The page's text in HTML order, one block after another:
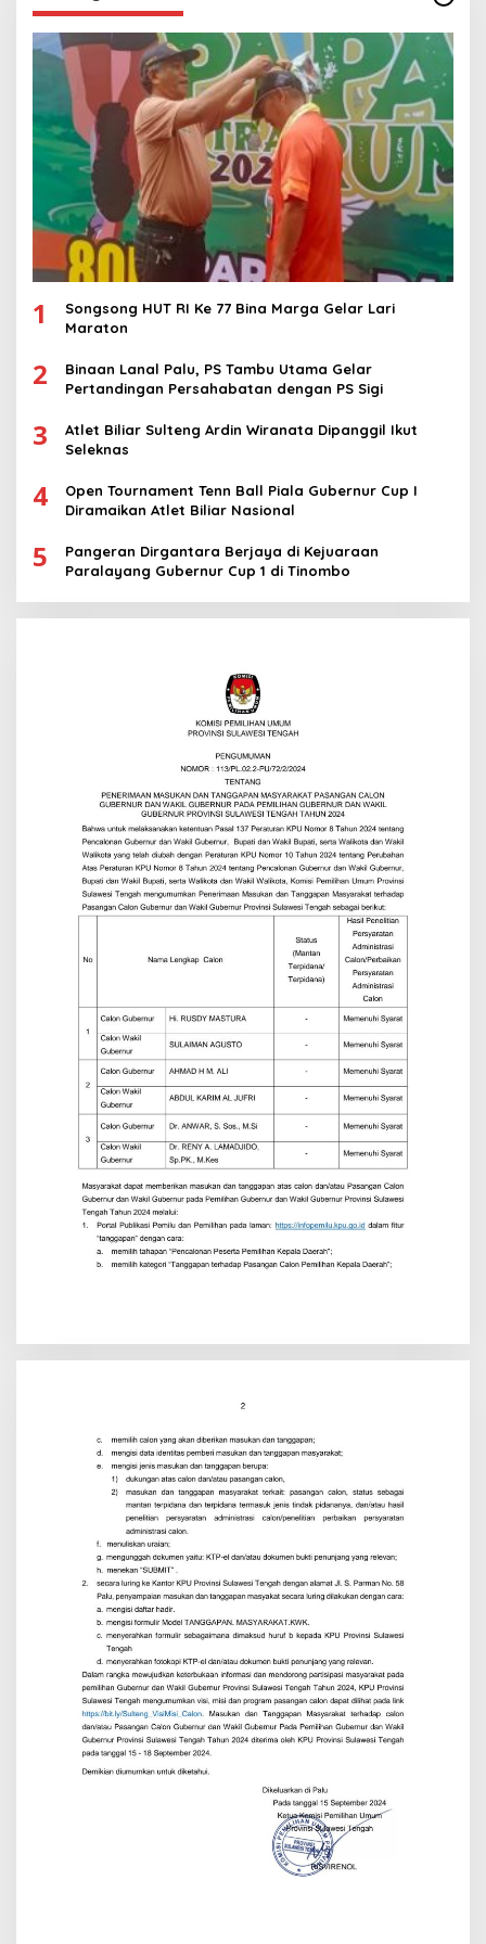
1
Songsong HUT RI Ke 77 Bina Marga Gelar Lari
Maraton
2
Binaan Lanal Palu, PS Tambu Utama Gelar
Pertandingan Persahabatan dengan PS Sigi
3
Atlet Biliar Sulteng Ardin Wiranata Dipanggil Ikut
Seleknas
4
Open Tournament Tenn Ball Piala Gubernur Cup I
Diramaikan Atlet Biliar Nasional
5
Pangeran Dirgantara Berjaya di Kejuaraan
Paralayang Gubernur Cup 1 di Tinombo